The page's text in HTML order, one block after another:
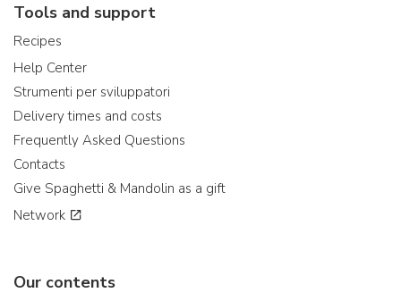
Tools and support
Recipes
Help Center
Strumenti per sviluppatori
Delivery times and costs
Frequently Asked Questions
Contacts
Give Spaghetti & Mandolin as a gift
Network
Our contents